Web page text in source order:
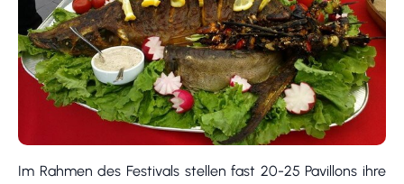
Im Rahmen des Festivals stellen fast 20-25 Pavillons ihre